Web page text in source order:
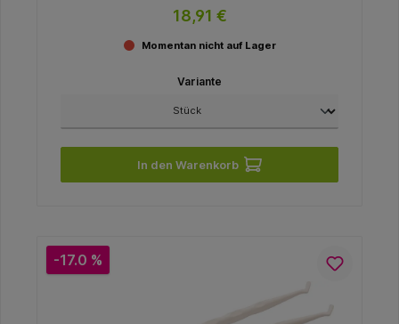
18,91 €
Momentan nicht auf Lager
Variante
In den Warenkorb
-17.0 %